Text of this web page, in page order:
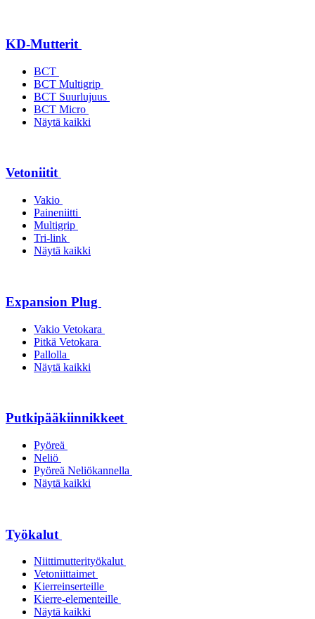
KD-Mutterit
BCT
BCT Multigrip
BCT Suurlujuus
BCT Micro
Näytä kaikki
Vetoniitit
Vakio
Paineniitti
Multigrip
Tri-link
Näytä kaikki
Expansion Plug
Vakio Vetokara
Pitkä Vetokara
Pallolla
Näytä kaikki
Putkipääkiinnikkeet
Pyöreä
Neliö
Pyöreä Neliökannella
Näytä kaikki
Työkalut
Niittimutterityökalut
Vetoniittaimet
Kierreinserteille
Kierre-elementeille
Näytä kaikki